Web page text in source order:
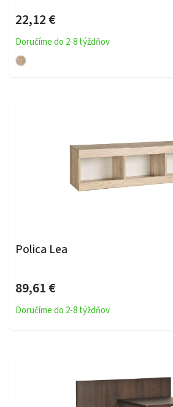
22,12 €
Doručíme do 2-8 týždňov
Polica Lea
89,61 €
Doručíme do 2-8 týždňov